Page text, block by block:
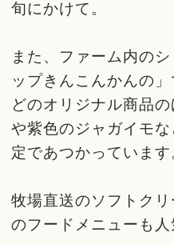
旬にかけて。
また、ファーム内の
ップきんこんかんの
どのオリジナル商品
や紫色のジャガイモ
定であつかっています
牧場直送のソフトク
のフードメニューも人